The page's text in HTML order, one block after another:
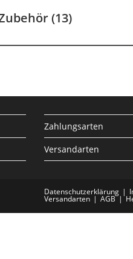
(13)
Zahlungsarten
Versandarten
Datenschutzerklärung
Versandarten AGB